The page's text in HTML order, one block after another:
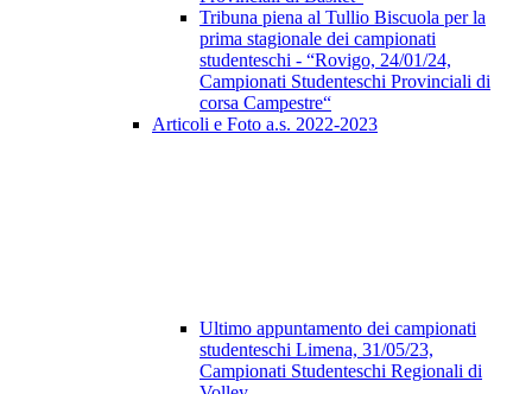
Tribuna piena al Tullio Biscuola per la
prima stagionale dei campionati
studenteschi - “Rovigo, 24/01/24,
Campionati Studenteschi Provinciali di
corsa Campestre“
Articoli e Foto a.s. 2022-2023
Ultimo appuntamento dei campionati
studenteschi Limena, 31/05/23,
Campionati Studenteschi Regionali di